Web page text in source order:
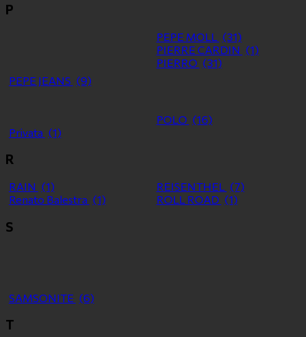
P
PEPE JEANS (9)
PEPE MOLL
(31)
PIERRE CARDIN (1)
PIERRO (31)
POLO (16)
Privata (1)
R
RAIN (1) REISENTHEL (7)
Renato Balestra (1) ROLL ROAD (1)
S
SAMSONITE (6)
T